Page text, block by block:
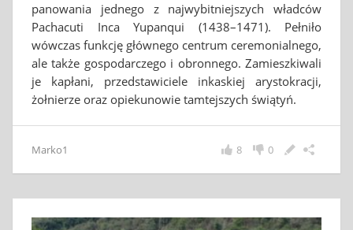
panowania jednego z najwybitniejszych władców
Pachacuti Inca Yupanqui (1438–1471). Pełniło
wówczas funkcję głównego centrum ceremonialnego,
ale także gospodarczego i obronnego. Zamieszkiwali
je kapłani, przedstawiciele inkaskiej arystokracji,
żołnierze oraz opiekunowie tamtejszych świątyń.
Marko1 0
8